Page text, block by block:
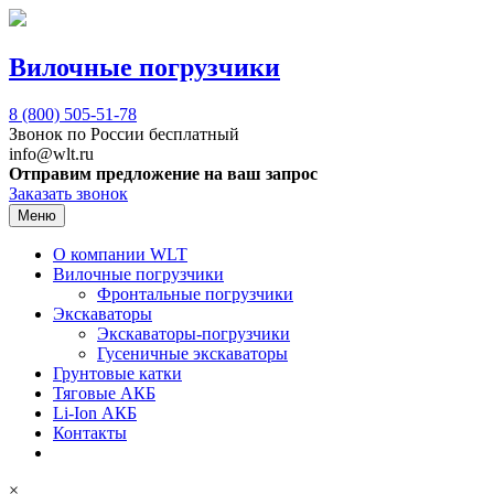
Вилочные погрузчики
8 (800) 505-51-78
Звонок по России бесплатный
info@wlt.ru
Отправим предложение на ваш запрос
Заказать звонок
Меню
О компании WLT
Вилочные погрузчики
Фронтальные погрузчики
Экскаваторы
Экскаваторы-погрузчики
Гусеничные экскаваторы
Грунтовые катки
Тяговые АКБ
Li-Ion АКБ
Контакты
×